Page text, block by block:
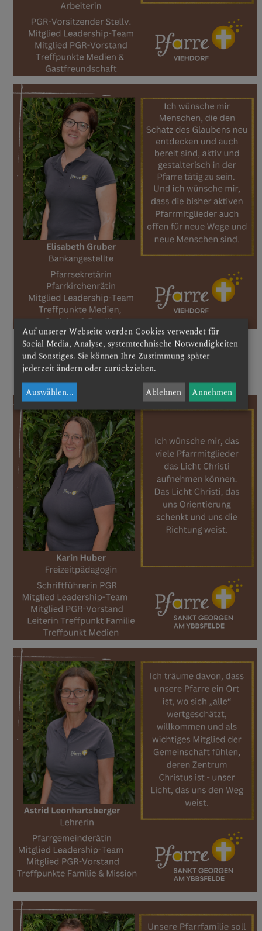
Auf unserer Webseite werden Cookies verwendet für
Social Media, Analyse, systemtechnische Notwendigkeiten
und Sonstiges. Sie können Ihre Zustimmung später
jederzeit ändern oder zurückziehen.
Auswählen... Ablehnen Annehmen